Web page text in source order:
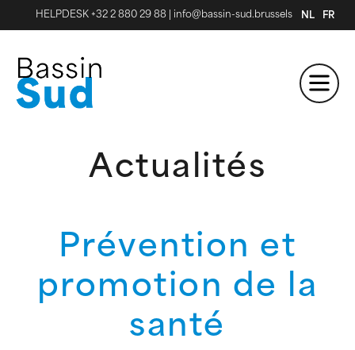
HELPDESK +32 2 880 29 88 info@bassin-sud.brussels NL FR
Actualités
Prévention et
promotion de la
santé